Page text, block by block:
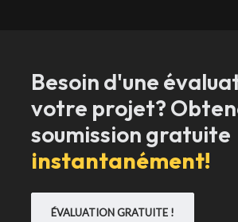
Besoin d'une
votre projet?
soumission gratuite
instantanément!
ÉVALUATION GRATUITE !